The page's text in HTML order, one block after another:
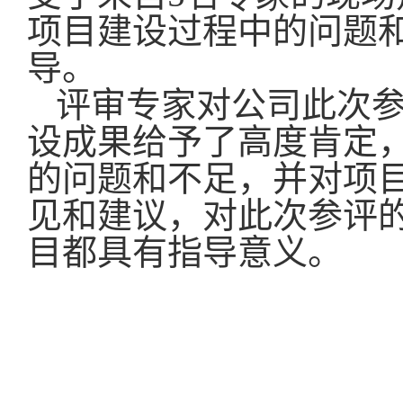
项目建设过程中的问题
导。
评审专家对公司此次
设成果给予了高度肯定
的问题和不足，并对项
见和建议，对此次参评
目都具有指导意义。